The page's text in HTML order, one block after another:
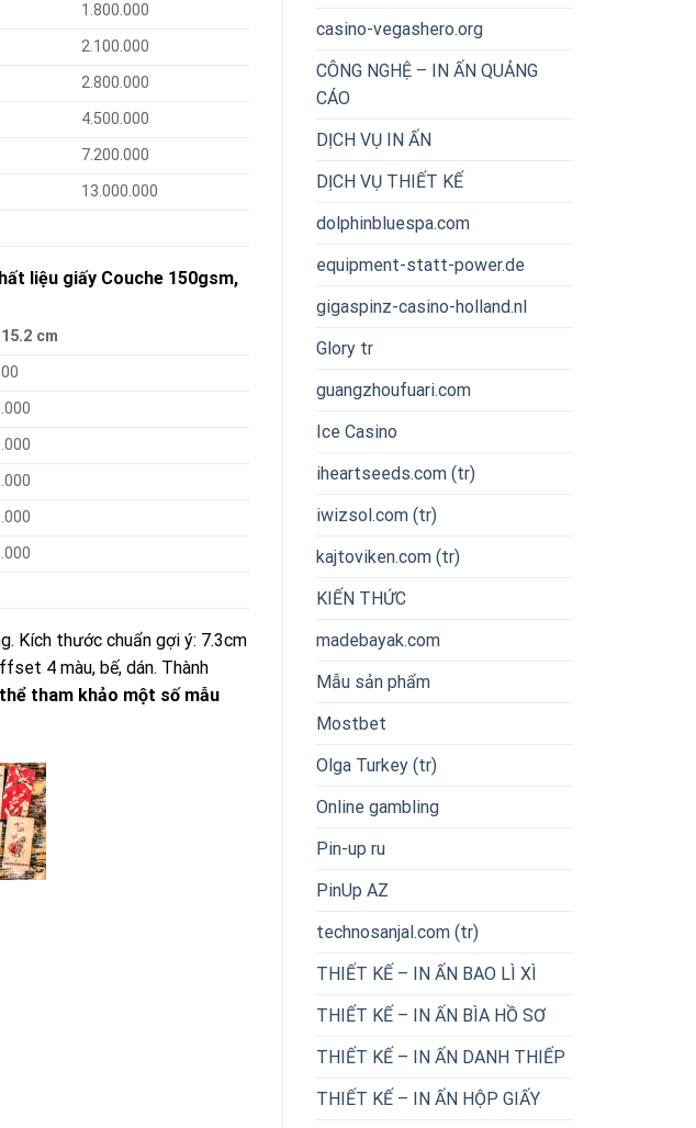
1.800.000
2.100.000
2.800.000
4.500.000
7.200.000
13.000.000
liệu giấy Couche 150gsm,
cm
Kích thước chuẩn gợi ý: 7.3cm
4 màu, bế, dán. Thành
tham khảo một số mẫu
casino-vegashero.org
CÔNG NGHỆ – IN ẤN QUẢNG
CÁO
DỊCH VỤ IN ẤN
DỊCH VỤ THIẾT KẾ
dolphinbluespa.com
equipment-statt-power.de
gigaspinz-casino-holland.nl
Glory tr
guangzhoufuari.com
Ice Casino
iheartseeds.com (tr)
iwizsol.com (tr)
kajtoviken.com (tr)
KIẾN THỨC
madebayak.com
Mẫu sản phẩm
Mostbet
Olga Turkey (tr)
Online gambling
Pin-up ru
PinUp AZ
technosanjal.com (tr)
THIẾT KẾ – IN ẤN BAO LÌ XÌ
THIẾT KẾ – IN ẤN BÌA HỒ SƠ
THIẾT KẾ – IN ẤN DANH THIẾP
THIẾT KẾ – IN ẤN HỘP GIẤY